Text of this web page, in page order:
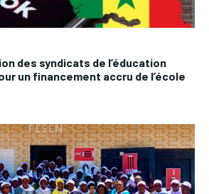
des syndicats de l’éducation
un financement accru de l’école